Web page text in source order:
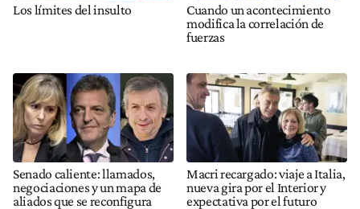
Los límites del insulto
Cuando un acontecimiento
modifica la correlación de
fuerzas
Senado caliente: llamados,
negociaciones y un mapa de
aliados que se reconfigura
Macri recargado: viaje a Italia,
nueva gira por el Interior y
expectativa por el futuro